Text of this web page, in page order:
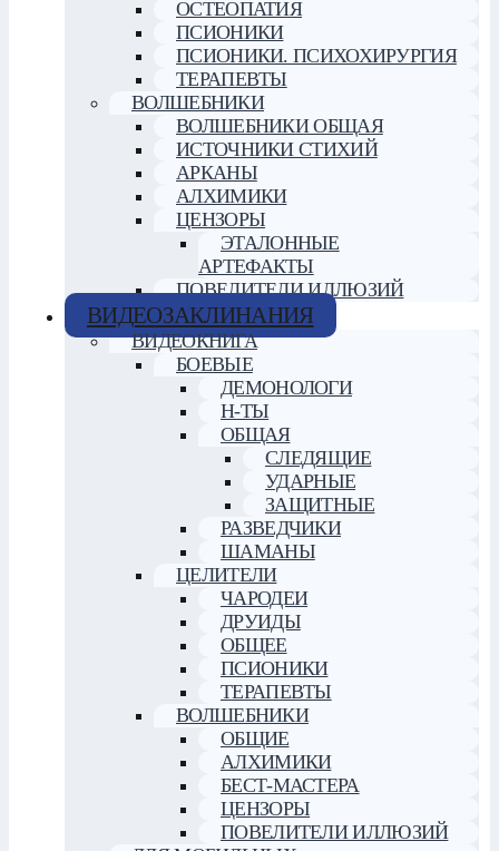
ОСТЕОПАТИЯ
ПСИОНИКИ
ПСИОНИКИ. ПСИХОХИРУРГИЯ
ТЕРАПЕВТЫ
ВОЛШЕБНИКИ
ВОЛШЕБНИКИ ОБЩАЯ
ИСТОЧНИКИ СТИХИЙ
АРКАНЫ
АЛХИМИКИ
ЦЕНЗОРЫ
ЭТАЛОННЫЕ
АРТЕФАКТЫ
ПОВЕЛИТЕЛИ ИЛЛЮЗИЙ
ВИДЕОЗАКЛИНАНИЯ
ВИДЕОКНИГА
БОЕВЫЕ
ДЕМОНОЛОГИ
Н-ТЫ
ОБЩАЯ
СЛЕДЯЩИЕ
УДАРНЫЕ
ЗАЩИТНЫЕ
РАЗВЕДЧИКИ
ШАМАНЫ
ЦЕЛИТЕЛИ
ЧАРОДЕИ
ДРУИДЫ
ОБЩЕЕ
ПСИОНИКИ
ТЕРАПЕВТЫ
ВОЛШЕБНИКИ
ОБЩИЕ
АЛХИМИКИ
БЕСТ-МАСТЕРА
ЦЕНЗОРЫ
ПОВЕЛИТЕЛИ ИЛЛЮЗИЙ